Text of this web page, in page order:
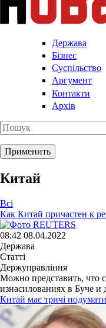
Держава
Бізнес
Суспільство
Аргумент
Контакти
Архів
Китай
Всі
Как Китай причастен к
08:42 08.04.2022
Держава
Статті
Держуправління
Можно представить, что
изнасилованиях в Буче и
Китай має тричі